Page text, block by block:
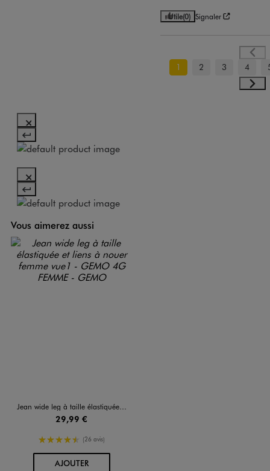
Utile(0) Signaler
1 2 3 4
Vous aimerez aussi
Jean wide leg à taille élastiquée et liens à nouer femme
29,99 €
4.5/5 de moyenne
(26 avis)
AJOUTERAU PANIER